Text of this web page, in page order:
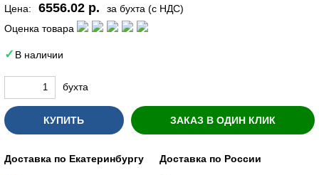
Цена: 6556.02 р.
за бухта (с НДС)
Оценка товара
В наличии
бухта
КУПИТЬ ЗАКАЗ В ОДИН КЛИК
Доставка по Екатеринбургу Доставка по России